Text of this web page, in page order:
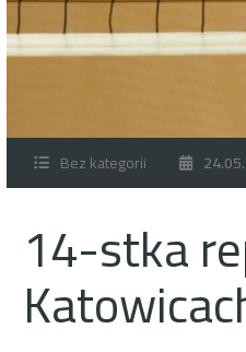
Bez kategorii
14-stka